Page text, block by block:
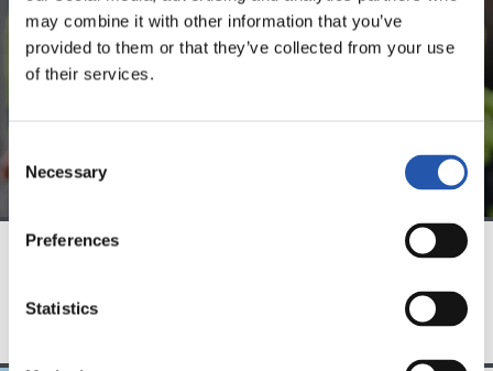
may combine it with other information that you’ve
provided to them or that they’ve collected from your use
of their services.
Selection
Necessary
Preferences
Statistics
Regístrate haciendo clic en elLogin y disfruta de
contenido exclusivo para ti.